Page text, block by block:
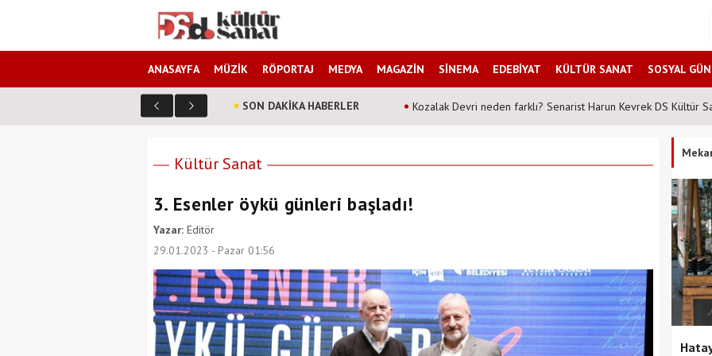
ANASAYFA MÜZİK RÖPORTAJ MEDYA MAGAZİN SİNEMA EDEBİYAT KÜLTÜR SANAT SOSYAL
SON DAKİKA HABERLER
Senarist Harun Kevrek DS Kültür Sanat'a anlattı! Şahane Pazar 25 yıl sonra tiyatro sahnesinde! Peki hangi
Kültür Sanat
3. Esenler öykü günleri başladı!
Yazar:Editör
29.01.2023 - Pazar 01:56